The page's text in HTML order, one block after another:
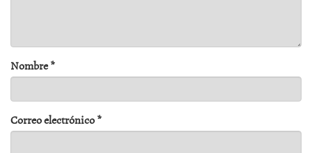
Nombre*
Correo electrónico*